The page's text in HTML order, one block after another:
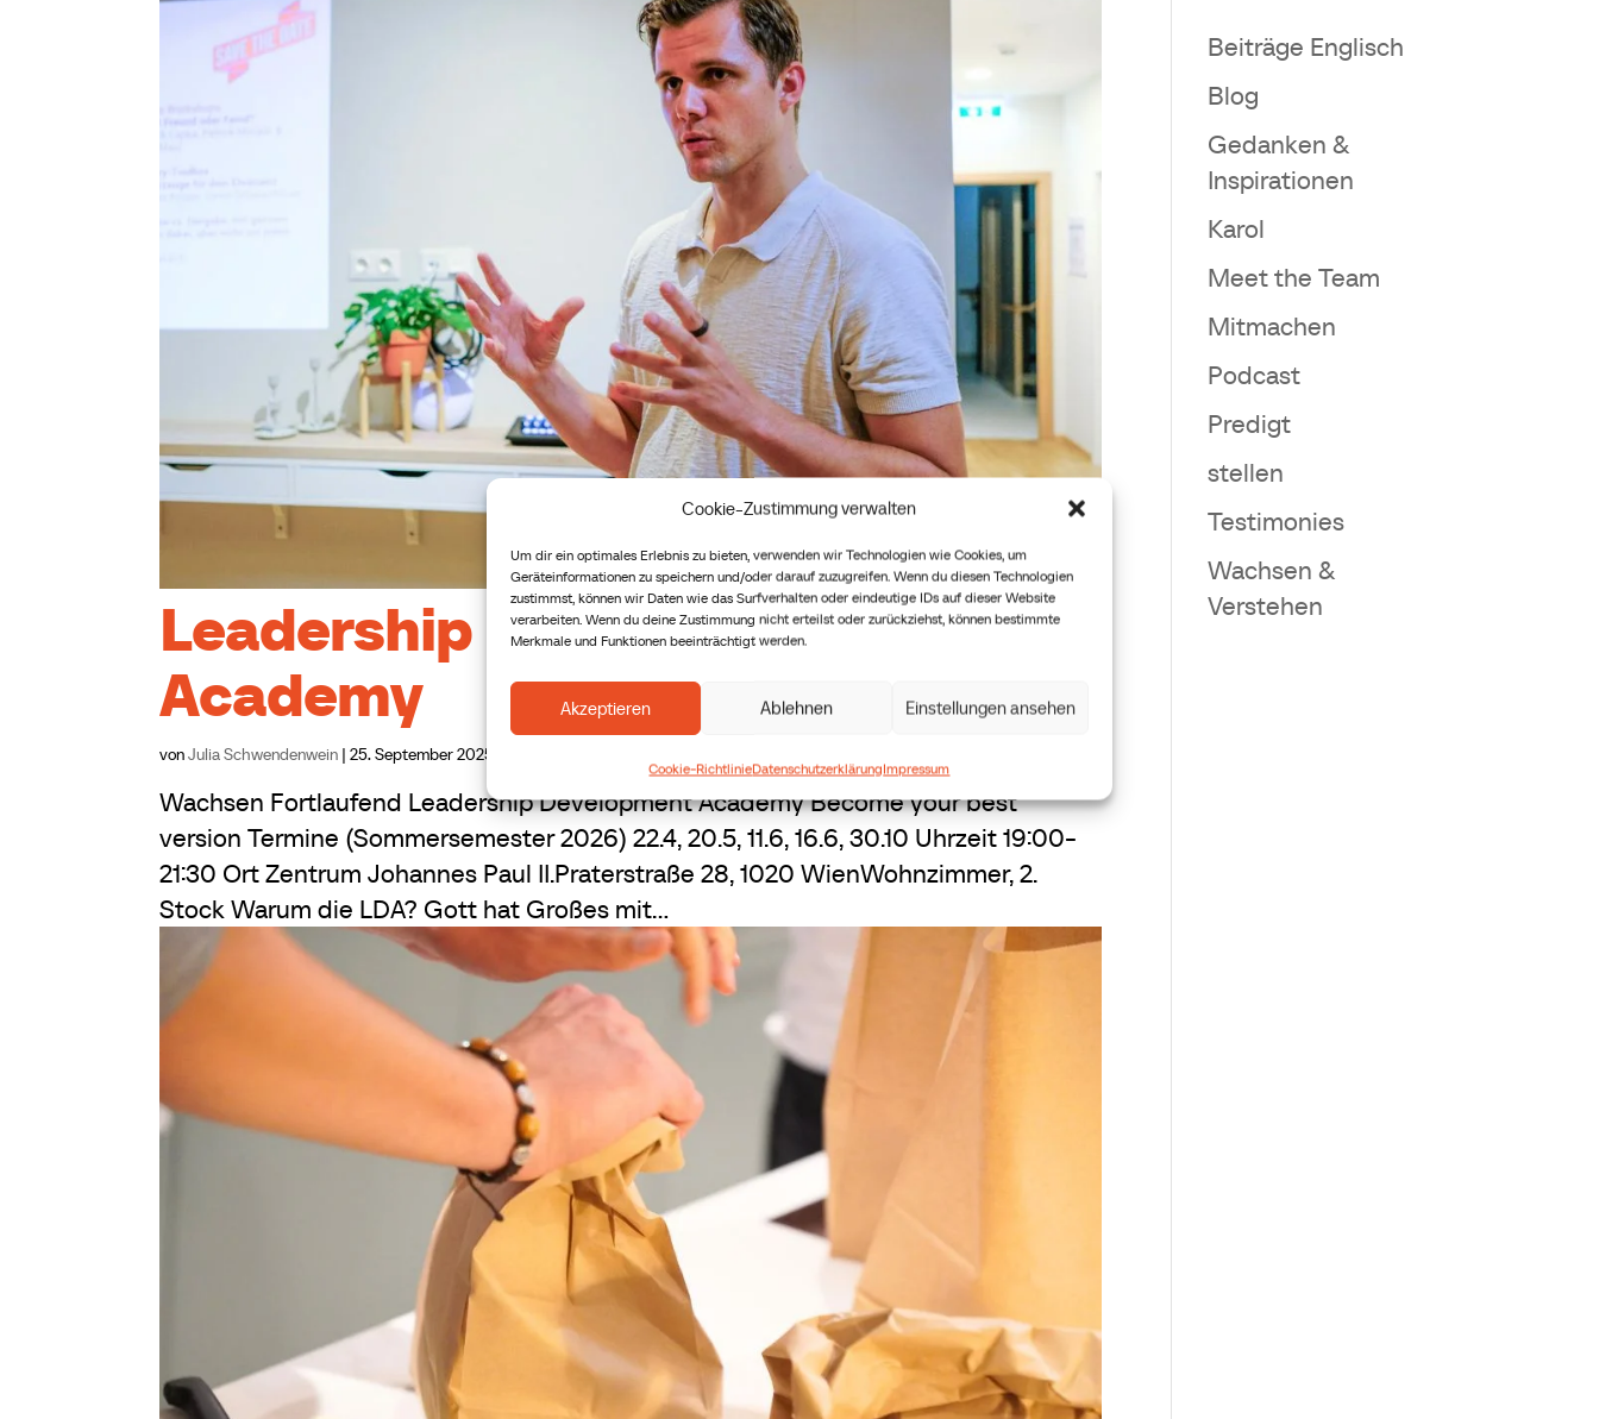
Cookie-Zustimmung verwalten
Um dir ein optimales Erlebnis zu bieten, verwenden wir Technologien wie Cookies, um
Geräteinformationen zu speichern und/oder darauf zuzugreifen. Wenn du diesen Technologien
zustimmst, können wir Daten wie das Surfverhalten oder eindeutige IDs auf dieser Website
verarbeiten. Wenn du deine Zustimmung nicht erteilst oder zurückziehst, können bestimmte
Merkmale und Funktionen beeinträchtigt werden.
Akzeptieren Ablehnen Einstellungen ansehen
Cookie-RichtlinieDatenschutzerklärungImpressum
Leadership Development
Academy
vonJulia Schwendenwein |25. September 2025
Wachsen Fortlaufend Leadership Development Academy Become your best
version Termine (Sommersemester 2026) 22.4, 20.5, 11.6, 16.6, 30.10 Uhrzeit 19:00-
21:30 Ort Zentrum Johannes Paul II.Praterstraße 28, 1020 WienWohnzimmer, 2.
Stock Warum die LDA? Gott hat Großes mit...
Beiträge Englisch
Blog
Gedanken &
Inspirationen
Karol
Meet the Team
Mitmachen
Podcast
Predigt
stellen
Testimonies
Wachsen &
Verstehen